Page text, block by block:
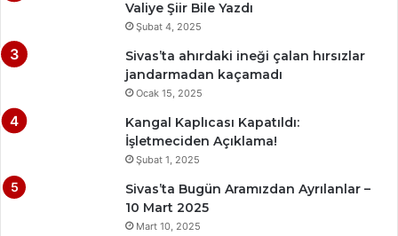
Valiye Şiir Bile Yazdı
Şubat 4, 2025
Sivas’ta ahırdaki ineği çalan hırsızlar
jandarmadan kaçamadı
Ocak 15, 2025
Kangal Kaplıcası Kapatıldı:
İşletmeciden Açıklama!
Şubat 1, 2025
Sivas’ta Bugün Aramızdan Ayrılanlar –
10 Mart 2025
Mart 10, 2025